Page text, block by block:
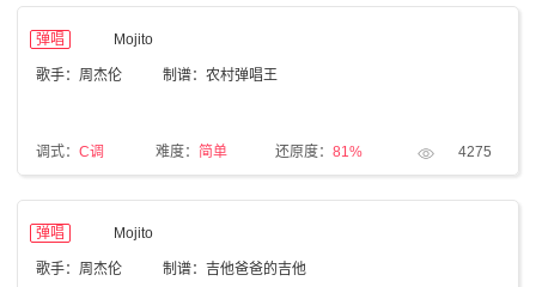
弹唱 Mojito
歌手：周杰伦 制谱：农村弹唱王
调式： C调 难度： 简单 还原度： 81% 4275
弹唱 Mojito
歌手：周杰伦 制谱：吉他爸爸的吉他